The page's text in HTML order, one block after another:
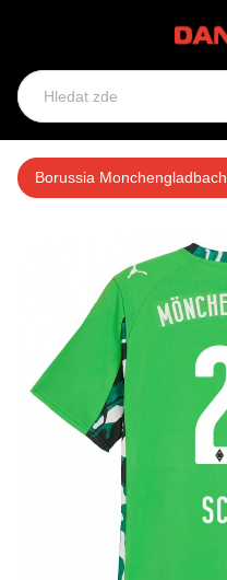
Borussia Monchengladbach